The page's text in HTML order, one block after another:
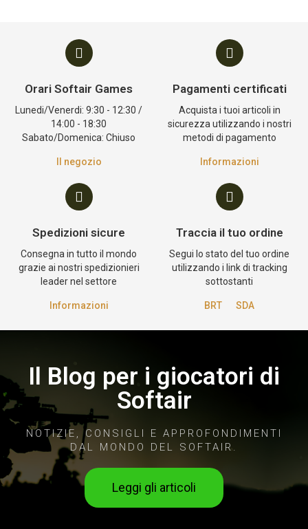
Orari Softair Games
Lunedi/Venerdi: 9:30 - 12:30 /
14:00 - 18:30
Sabato/Domenica: Chiuso
Il negozio
Pagamenti certificati
Acquista i tuoi articoli in
sicurezza utilizzando i nostri
metodi di pagamento
Informazioni
Spedizioni sicure
Consegna in tutto il mondo
grazie ai nostri spedizionieri
leader nel settore
Informazioni
Traccia il tuo ordine
Segui lo stato del tuo ordine
utilizzando i link di tracking
sottostanti
BRT SDA
Il Blog per i giocatori di
Softair
NOTIZIE, CONSIGLI E APPROFONDIMENTI
DAL MONDO DEL SOFTAIR.
Leggi gli articoli